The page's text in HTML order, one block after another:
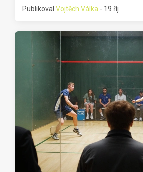
Publikoval Vojtěch Válka - 19 říj